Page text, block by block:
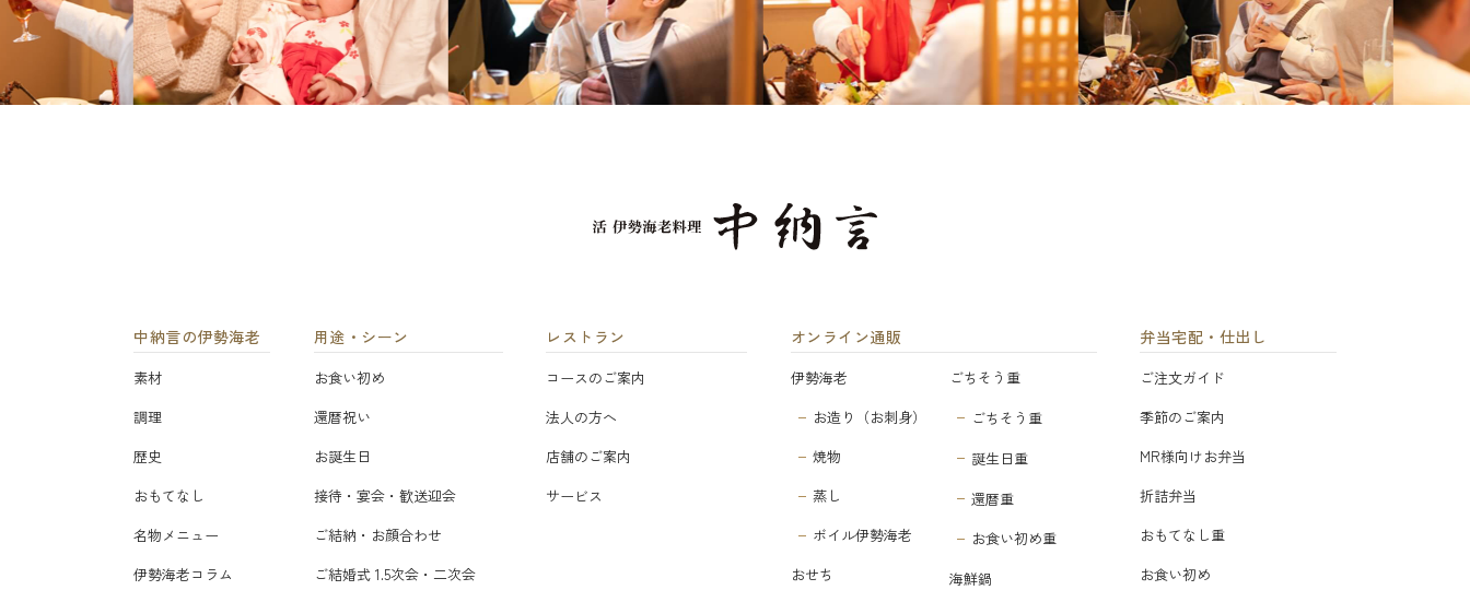
中納言の伊勢海老
素材
調理
歴史
おもてなし
名物メニュー
伊勢海老コラム
用途・シーン
お食い初め
還暦祝い
お誕生日
接待・宴会・歓送迎会
ご結納・お顔合わせ
ご結婚式 1.5次会・二次会
レストラン
コースのご案内
法人の方へ
店舗のご案内
サービス
オンライン通販
伊勢海老
お造り（お刺身）
焼物
蒸し
ボイル伊勢海老
おせち
ごちそう重
ごちそう重
誕生日重
還暦重
お食い初め重
海鮮鍋
弁当宅配・仕出し
ご注文ガイド
季節のご案内
MR様向けお弁当
折詰弁当
おもてなし重
お食い初め